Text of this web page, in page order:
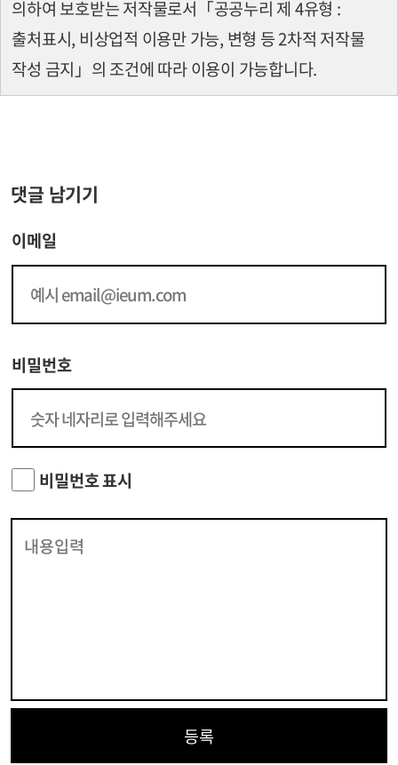
의하여 보호받는 저작물로서 「공공누리 제 4유형 :
출처표시, 비상업적 이용만 가능, 변형 등 2차적 저작물
작성 금지」의 조건에 따라 이용이 가능합니다.
댓글 남기기
이메일
비밀번호
비밀번호 표시
등록